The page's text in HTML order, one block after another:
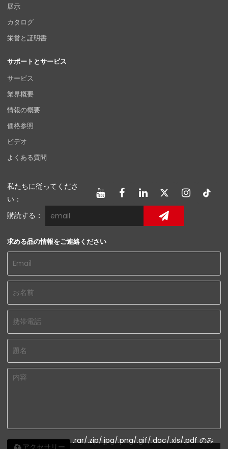
展示
カタログ
栄誉と証明書
サポートとサービス
サービス
業界概要
情報の概要
価格参照
ビデオ
よくある質問
私たちに従ってくださ
い：
購読する：
求める品の情報をご連絡ください
.rar/.zip/.jpg/.png/.gif/.doc/.xls/.pdf のみ
アクセサリー